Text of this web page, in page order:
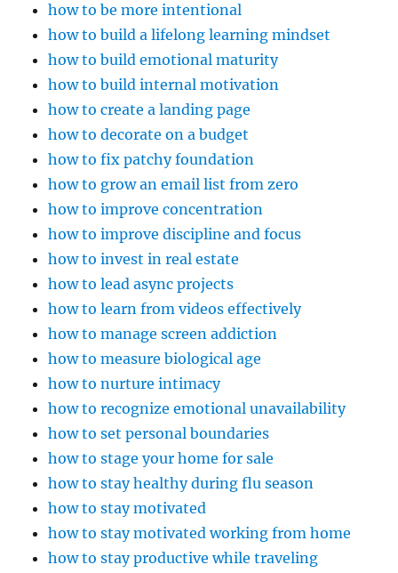
how to be more intentional
how to build a lifelong learning mindset
how to build emotional maturity
how to build internal motivation
how to create a landing page
how to decorate on a budget
how to fix patchy foundation
how to grow an email list from zero
how to improve concentration
how to improve discipline and focus
how to invest in real estate
how to lead async projects
how to learn from videos effectively
how to manage screen addiction
how to measure biological age
how to nurture intimacy
how to recognize emotional unavailability
how to set personal boundaries
how to stage your home for sale
how to stay healthy during flu season
how to stay motivated
how to stay motivated working from home
how to stay productive while traveling